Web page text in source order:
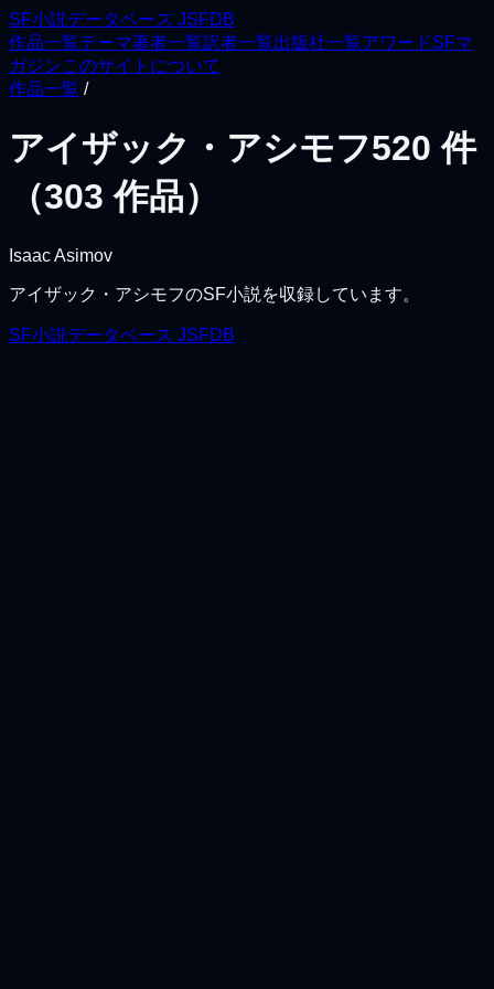
SF小説データベース JSFDB
作品一覧テーマ著者一覧訳者一覧出版社一覧アワードSFマ
ガジンこのサイトについて
作品一覧 /
アイザック・アシモフ520 件
（303 作品）
Isaac Asimov
アイザック・アシモフのSF小説を収録しています。
SF小説データベース JSFDB